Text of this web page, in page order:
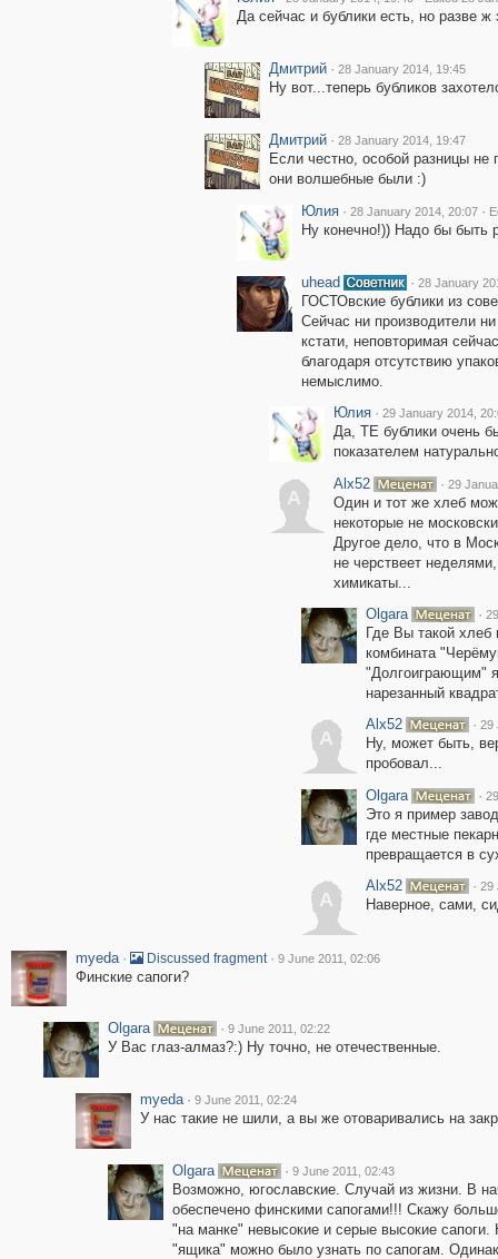
Да сейчас и бублики есть, но разве ж
Дмитрий · 28 January 2014, 19:45
Ну вот...теперь бубликов
Дмитрий · 28 January 2014, 19:47
Если честно, особой разницы
они волшебные были :)
Юлия · 28 January 2014, 20:07 ·
Ну конечно!)) Надо бы быть
uhead · 28 January
ГОСТОвские бублики из
Сейчас ни производители
кстати, неповторимая
благодаря отсутствию
немыслимо.
Юлия · 29 January 2014,
Да, ТЕ бублики очень
показателем
A
Alx52 · 29
Один и тот же хлеб
некоторые не
Другое дело, что в
не черствеет
химикаты...
Olgara
·
Где Вы такой
комбината
"Долгоиграющим"
нарезанный
A
Alx52 · 29
Ну, может быть,
пробовал...
Olgara
·
Это я пример
где местные
превращается в
A
Alx52 · 29
Наверное, сами,
myeda · Discussed fragment · 9 June 2011, 02:06
Финские сапоги?
Olgara · 9 June 2011, 02:22
У Вас глаз-алмаз?:) Ну точно, не отечественные.
myeda · 9 June 2011, 02:24
У нас такие не шили, а вы же отоваривались на
Olgara · 9 June 2011, 02:43
Возможно, югославские. Случай из жизни. В
обеспечено финскими сапогами!!! Скажу
"на манке" невысокие и серые высокие сапоги.
"ящика" можно было узнать по сапогам.